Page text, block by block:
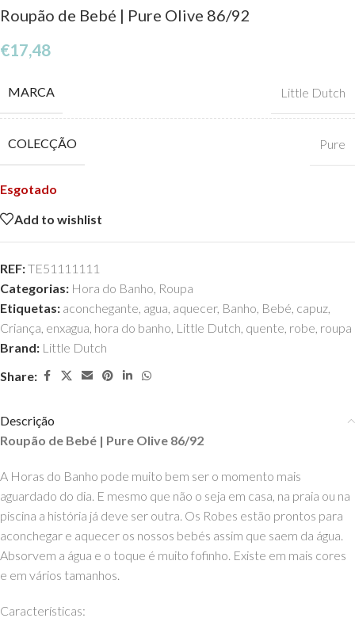
Roupão de Bebé | Pure Olive 86/92
€17,48
MARCA Little Dutch
COLECÇÃO Pure
Esgotado
Add to wishlist
REF:TE51111111
Categorias: Hora do Banho, Roupa
Etiquetas: aconchegante, agua, aquecer, Banho, Bebé, capuz,
Criança, enxagua, hora do banho, Little Dutch, quente, robe, roupa
Brand: Little Dutch
Share:
Descrição
Roupão de Bebé | Pure Olive 86/92
A Horas do Banho pode muito bem ser o momento mais
aguardado do dia. E mesmo que não o seja em casa, na praia ou na
piscina a história já deve ser outra. Os Robes estão prontos para
aconchegar e aquecer os nossos bebés assim que saem da água.
Absorvem a água e o toque é muito fofinho. Existe em mais cores
e em vários tamanhos.
Características: